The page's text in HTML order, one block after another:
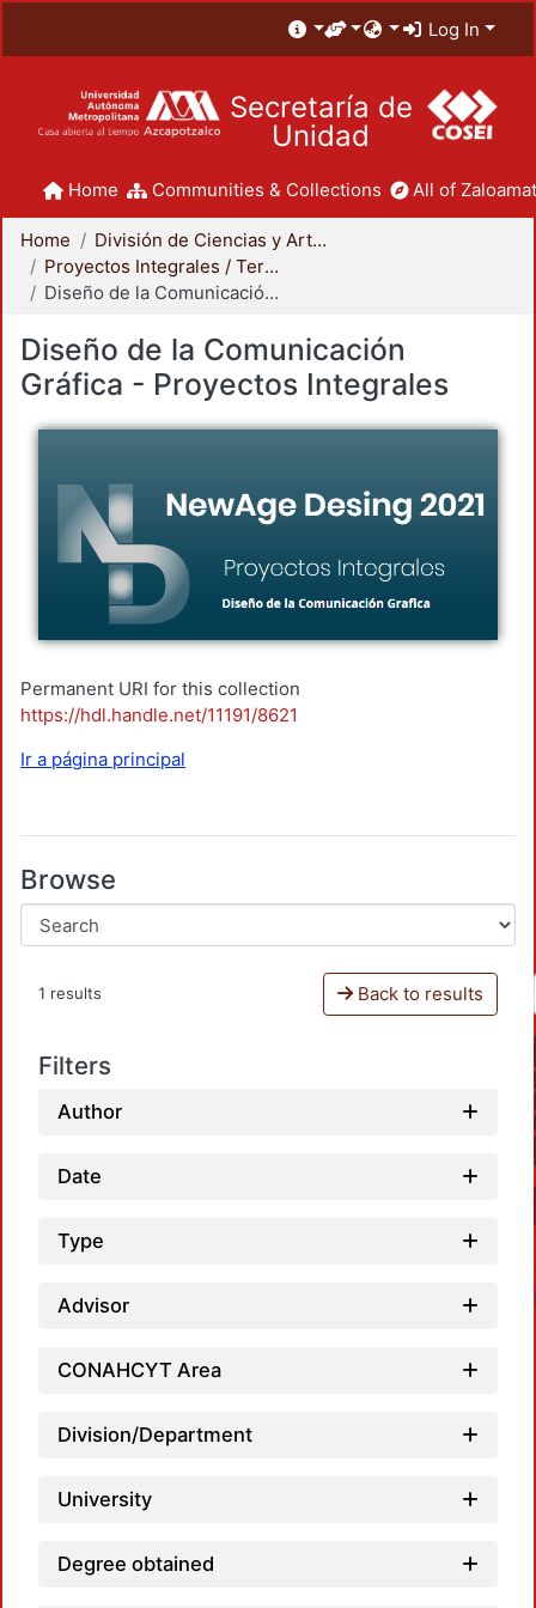
Log In
Secretaría de
Unidad
Home Communities & Collections All of
Home
División de Ciencias y Artes para el Diseño
Proyectos Integrales / Terminales - Licenciatura
Diseño de la Comunicación Gráfica - Proyectos Integrales
Diseño de la Comunicación
Gráfica - Proyectos Integrales
Permanent URI for this collection
https://hdl.handle.net/11191/8621
Ir a página principal
Browse
1 results Back to results
Filters
Author
Date
Type
Advisor
CONAHCYT Area
Division/Department
University
Degree obtained